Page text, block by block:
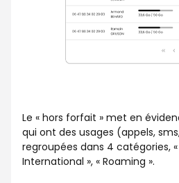
Le « hors forfait » met en
qui ont des usages (appels,
regroupées dans 4 catégories, «
International », « Roaming ».